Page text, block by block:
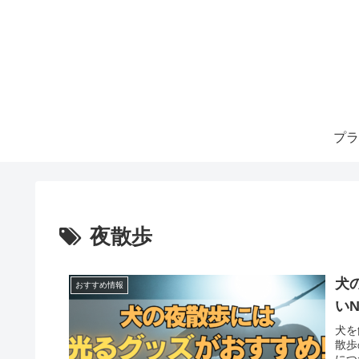
プ
夜散歩
おすすめ情報
犬
い
犬
散